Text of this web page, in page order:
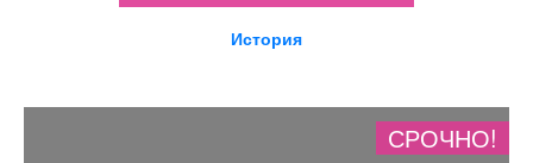
История
СРОЧНО!